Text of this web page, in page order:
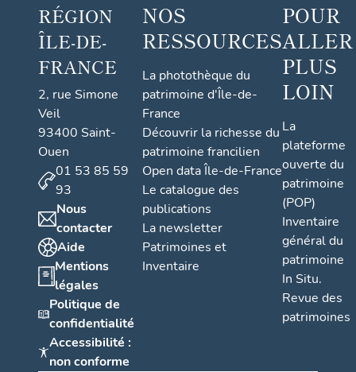
RÉGION
ÎLE-DE-
FRANCE
2, rue Simone
Veil
93400 Saint-
Ouen
01 53 85 59
93
Nous
contacter
Aide
Mentions
légales
Politique de
confidentialité
Accessibilité :
non conforme
NOS
RESSOURCES
La photothèque du
patrimoine d'Île-de-
France
Découvrir la richesse du
patrimoine francilien
Open data Île-de-France
Le catalogue des
publications
La newsletter
Patrimoines et
Inventaire
POUR
ALLER
PLUS
LOIN
La
plateforme
ouverte du
patrimoine
(POP)
Inventaire
général du
patrimoine
In Situ.
Revue des
patrimoines